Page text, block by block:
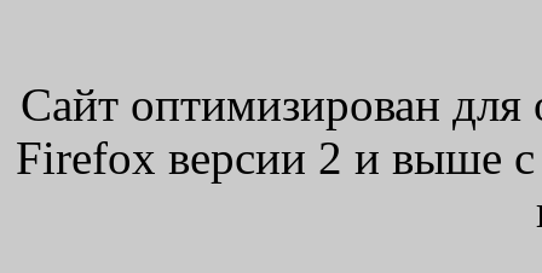
Сайт оптимизирован для
Firefox версии 2 и выше